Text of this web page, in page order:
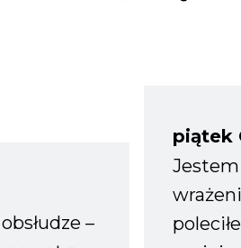
–
piątek